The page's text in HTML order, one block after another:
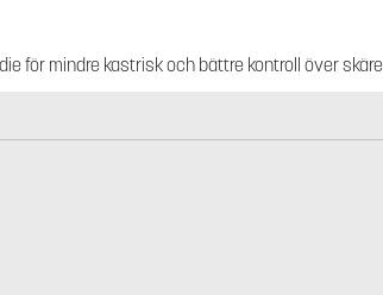
för mindre kastrisk och bättre kontroll över